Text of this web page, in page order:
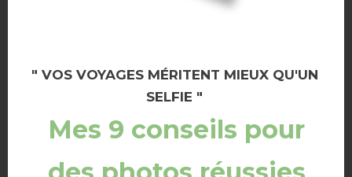
" VOS VOYAGES MÉRITENT MIEUX QU'UN
SELFIE "
Mes 9 conseils pour